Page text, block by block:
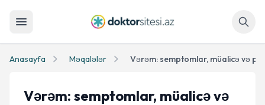
Anasayfa Məqalələr
Vərəm: semptomlar, müalicə və